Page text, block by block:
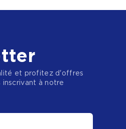
et profitez d'offres
inscrivant à notre